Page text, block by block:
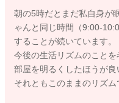
朝の5時だとまだ私自身が
ゃんと同じ時間（9:00-
することが続いています。
今後の生活リズムのこと
部屋を明るくしたほうが良
それともこのままのリズ